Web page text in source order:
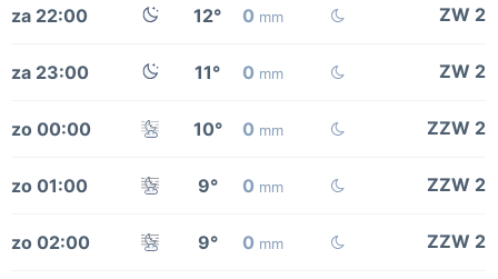
za 22:00 12° 0 mm ZW 2
za 23:00 11° 0 mm ZW 2
zo 00:00 10° 0 mm ZZW 2
zo 01:00 9° 0 mm ZZW 2
zo 02:00 9° 0 mm ZZW 2